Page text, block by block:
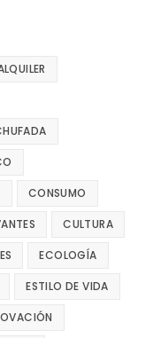
CONSUMO
CULTURA
ECOLOGÍA
ESTILO DE VIDA